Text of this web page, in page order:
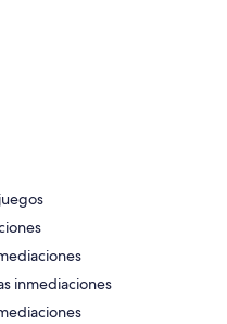
inmediaciones